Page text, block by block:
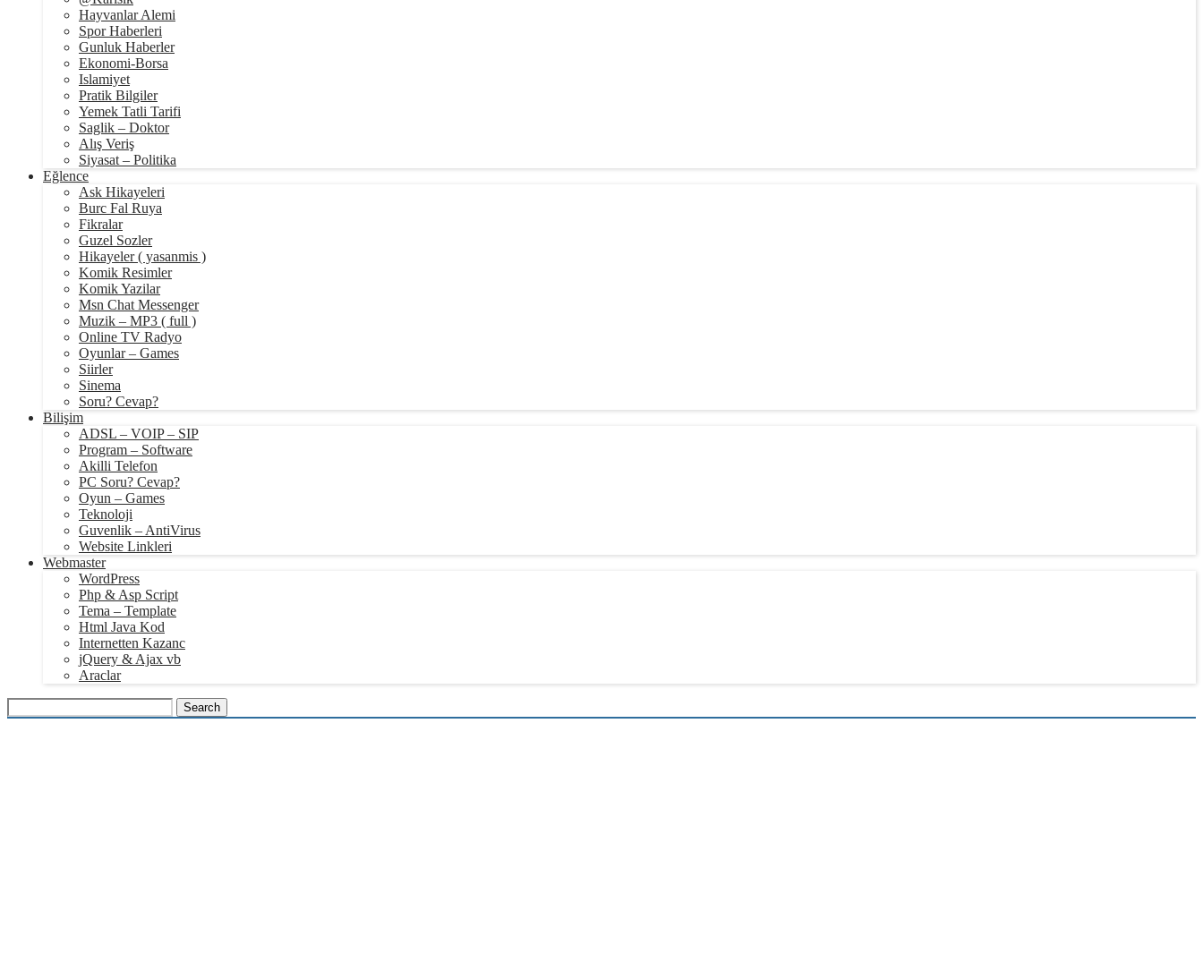
Hayvanlar Alemi
Spor Haberleri
Gunluk Haberler
Ekonomi-Borsa
Islamiyet
Pratik Bilgiler
Yemek Tatli Tarifi
Saglik – Doktor
Alış Veriş
Siyasat – Politika
Eğlence
Ask Hikayeleri
Burc Fal Ruya
Fikralar
Guzel Sozler
Hikayeler ( yasanmis )
Komik Resimler
Komik Yazilar
Msn Chat Messenger
Muzik – MP3 ( full )
Online TV Radyo
Oyunlar – Games
Siirler
Sinema
Soru? Cevap?
Bilişim
ADSL – VOIP – SIP
Program – Software
Akilli Telefon
PC Soru? Cevap?
Oyun – Games
Teknoloji
Guvenlik – AntiVirus
Website Linkleri
Webmaster
WordPress
Php & Asp Script
Tema – Template
Html Java Kod
Internetten Kazanc
jQuery & Ajax vb
Araclar